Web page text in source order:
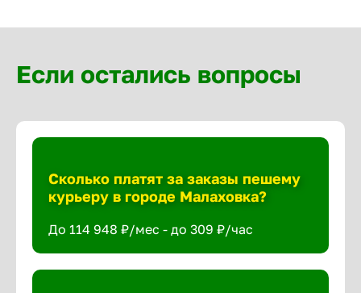
Если остались вопросы
Сколько платят за заказы пешему
курьеру в городе Малаховка?
До 114 948 ₽/мес - до 309 ₽/час